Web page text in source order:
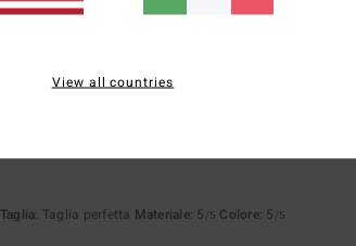
Taglia
Taglia: Taglia perfetta Materiale: 5 /5 Colore: 5 /5
View all countries